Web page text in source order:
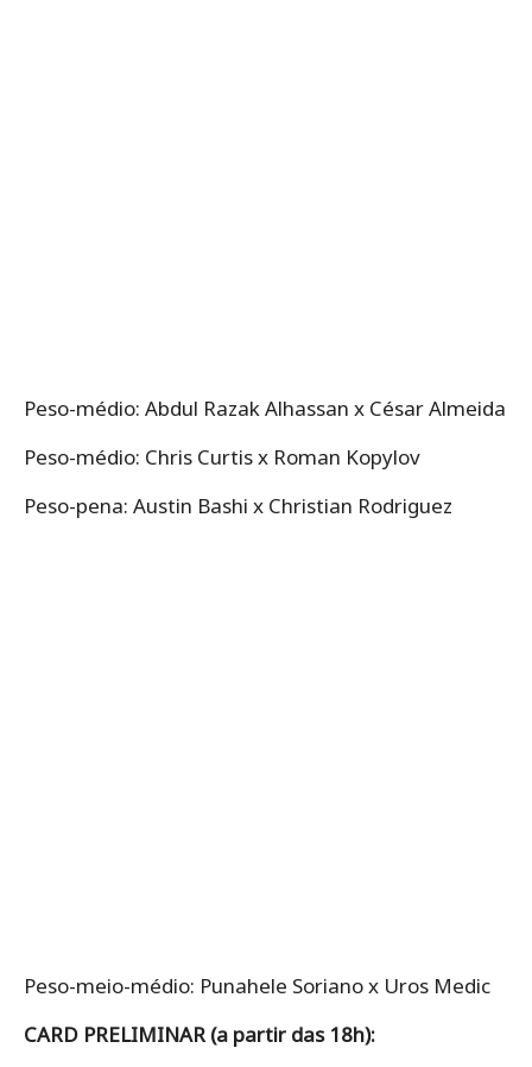
Peso-médio: Abdul Razak Alhassan x César Almeida
Peso-médio: Chris Curtis x Roman Kopylov
Peso-pena: Austin Bashi x Christian Rodriguez
Peso-meio-médio: Punahele Soriano x Uros Medic
CARD PRELIMINAR (a partir das 18h):